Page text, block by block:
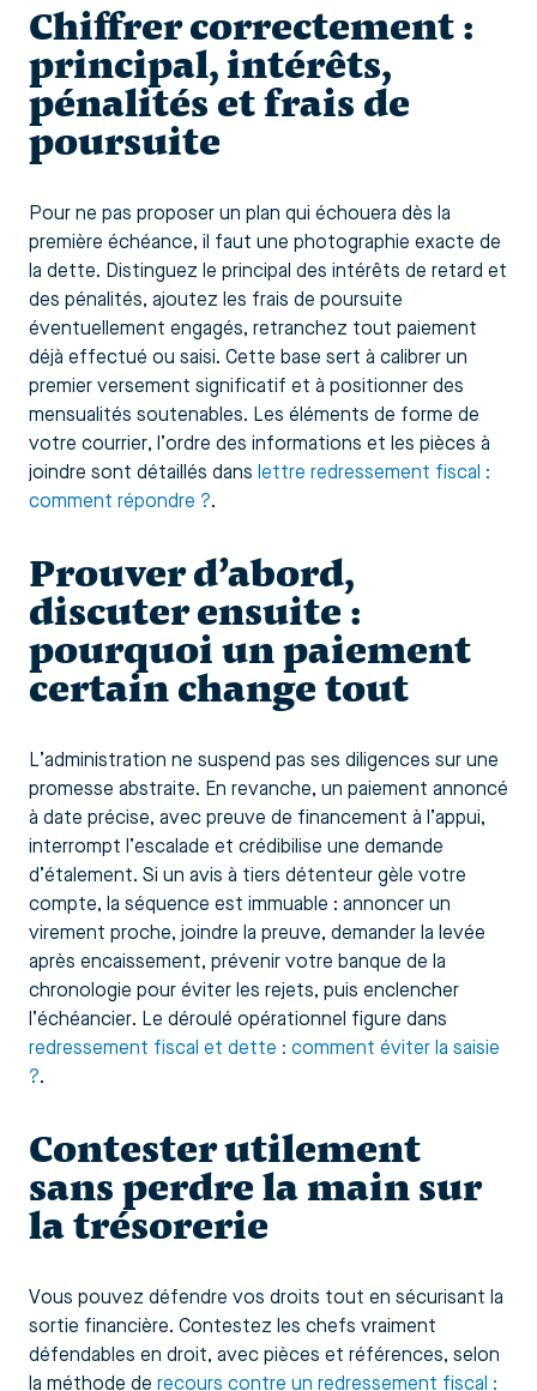
Chiffrer correctement :
principal, intérêts,
pénalités et frais de
poursuite
Pour ne pas proposer un plan qui échouera dès la
première échéance, il faut une photographie exacte de
la dette. Distinguez le principal des intérêts de retard et
des pénalités, ajoutez les frais de poursuite
éventuellement engagés, retranchez tout paiement
déjà effectué ou saisi. Cette base sert à calibrer un
premier versement significatif et à positionner des
mensualités soutenables. Les éléments de forme de
votre courrier, l’ordre des informations et les pièces à
joindre sont détaillés dans lettre redressement fiscal :
comment répondre ?.
Prouver d’abord,
discuter ensuite :
pourquoi un paiement
certain change tout
L’administration ne suspend pas ses diligences sur une
promesse abstraite. En revanche, un paiement annoncé
à date précise, avec preuve de financement à l’appui,
interrompt l’escalade et crédibilise une demande
d’étalement. Si un avis à tiers détenteur gèle votre
compte, la séquence est immuable : annoncer un
virement proche, joindre la preuve, demander la levée
après encaissement, prévenir votre banque de la
chronologie pour éviter les rejets, puis enclencher
l’échéancier. Le déroulé opérationnel figure dans
redressement fiscal et dette : comment éviter la saisie
?.
Contester utilement
sans perdre la main sur
la trésorerie
Vous pouvez défendre vos droits tout en sécurisant la
sortie financière. Contestez les chefs vraiment
défendables en droit, avec pièces et références, selon
la méthode de recours contre un redressement fiscal :